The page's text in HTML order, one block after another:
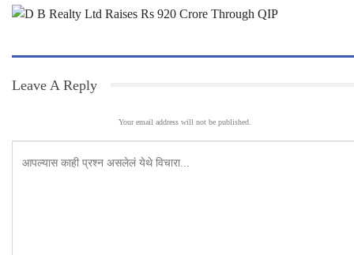
Leave A Reply
Your email address will not be published.